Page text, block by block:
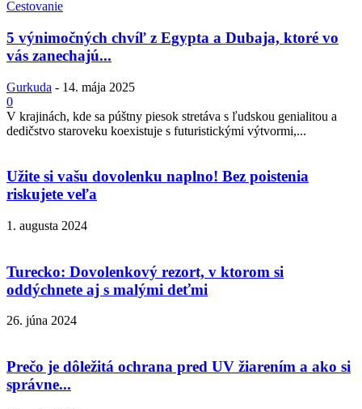
Cestovanie
5 výnimočných chvíľ z Egypta a Dubaja, ktoré vo
vás zanechajú...
Gurkuda - 14. mája 2025
0
V krajinách, kde sa púštny piesok stretáva s ľudskou genialitou a
dedičstvo staroveku koexistuje s futuristickými výtvormi,...
Užite si vašu dovolenku naplno! Bez poistenia
riskujete veľa
1. augusta 2024
Turecko: Dovolenkový rezort, v ktorom si
oddýchnete aj s malými deťmi
26. júna 2024
Prečo je dôležitá ochrana pred UV žiarením a ako si
správne...